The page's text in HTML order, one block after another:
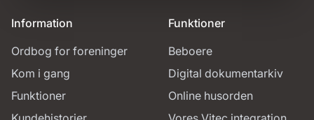
Information
Ordbog for foreninger
Kom i gang
Funktioner
Funktioner
Beboere
Digital dokumentarkiv
Online husorden